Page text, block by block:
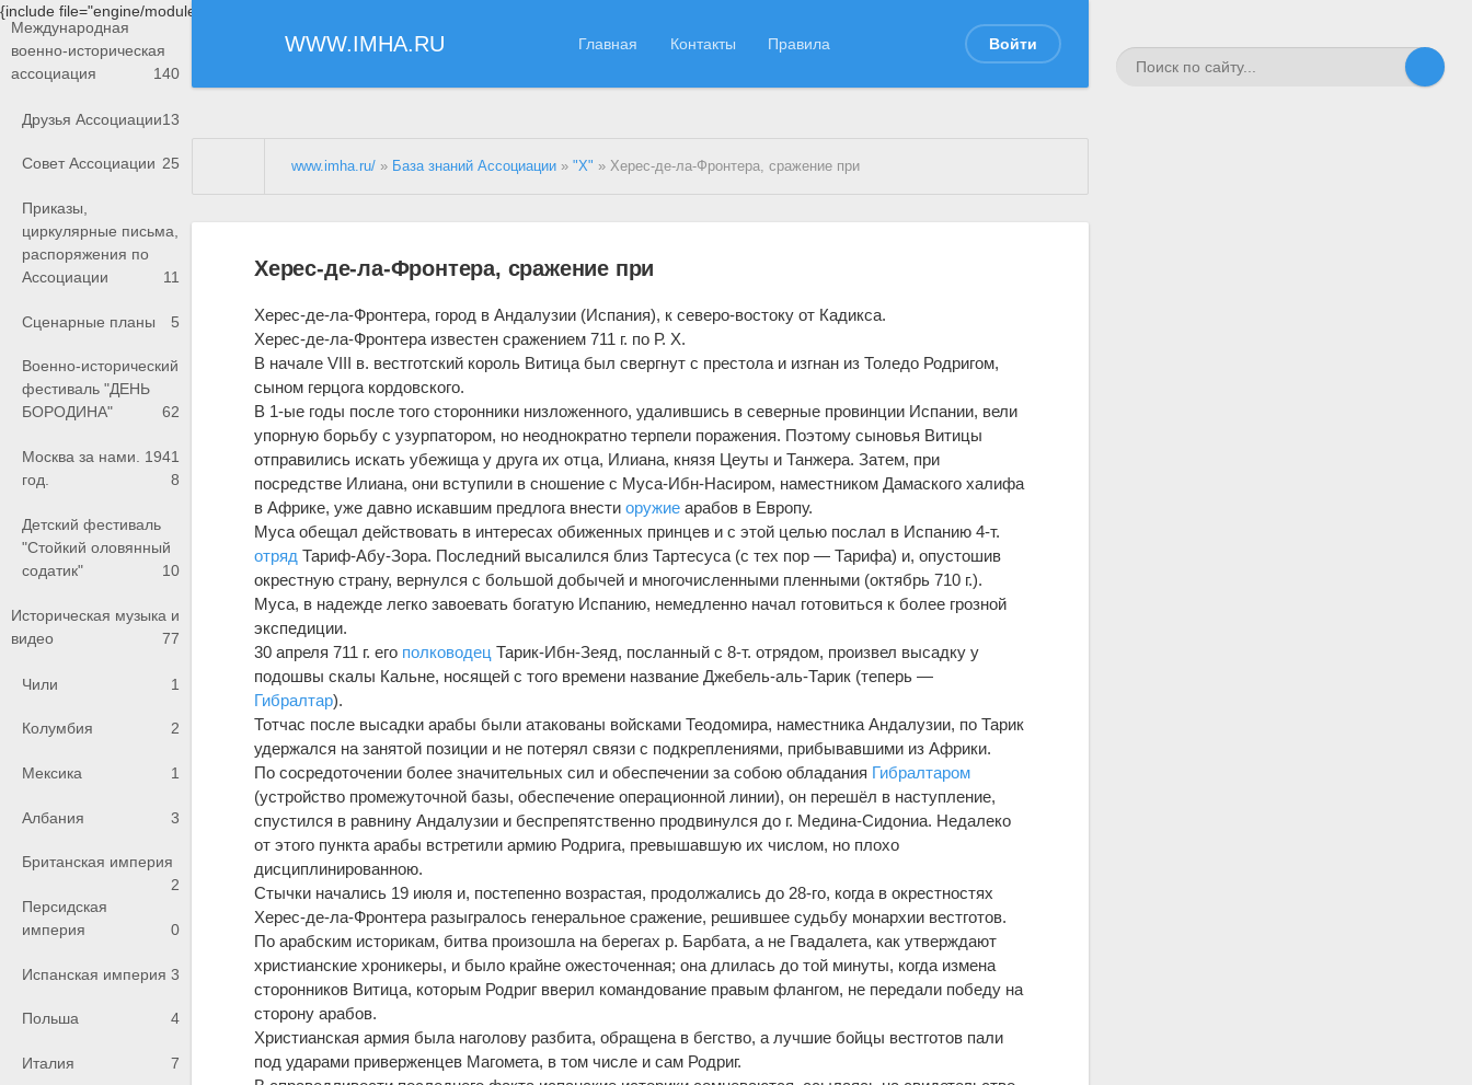
{include file="engine/modules/saperu/head.php"}
WWW.IMHA.RU Главная Контакты Правила Войти
Международная
военно-историческая
ассоциация
140
Друзья Ассоциации13
Совет Ассоциации 25
Приказы,
циркулярные письма,
распоряжения по
Ассоциации
11
Сценарные планы 5
Военно-исторический
фестиваль "ДЕНЬ
БОРОДИНА"
62
Москва за нами. 1941
год.
8
Детский фестиваль
"Стойкий оловянный
содатик"
10
Историческая музыка и
видео
77
Чили 1
Колумбия 2
Мексика 1
Албания 3
Британская империя
2
Персидская
империя
0
Испанская империя 3
Польша 4
Италия 7
www.imha.ru/ » База знаний Ассоциации »"Х" » Херес-де-ла-Фронтера, сражение при
Херес-де-ла-Фронтера, сражение при
Херес-де-ла-Фронтера, город в Андалузии (Испания), к северо-востоку от Кадикса.
Херес-де-ла-Фронтера известен сражением 711 г. по Р. X.
В начале VIII в. вестготский король Витица был свергнут с престола и изгнан из Толедо Родригом,
сыном герцога кордовского.
В 1-ые годы после того сторон­ники низложенного, удалившись в северные провинции Испании, вели
упорную борьбу с узурпатором, но неоднократно терпели поражения. Поэтому сыновья Витицы
отправились искать убежища у друга их отца, Илиана, князя Цеуты и Тан­жера. Затем, при
посредстве Илиана, они вступили в сношение с Муса-Ибн-Насиром, наместником Дамаского халифа
в Африке, уже давно искавшим предлога внестиоружие ара­бов в Европу.
Муса обещал действовать в интересах обиженных принцев и с этой целью послал в Испанию 4-т.
отряд Тариф-Абу-Зора. Последний высалился близ Тартесуса (с тех пор — Тарифа) и, опустошив
окрестную страну, вернулся с большой добычей и много­численными пленными (октябрь 710 г.).
Муса, в надежде легко завоевать богатую Испанию, немедленно начал готовиться к более грозной
экс­педиции.
30 апреля 711 г. его полководец Тарик-Ибн-Зеяд, посланный с 8-т. отрядом, произвел высадку у
подошвы скалы Кальне, нося­щей с того времени название Джебель-аль-Тарик (теперь —
Гибралтар).
Тотчас после высадки арабы были атакованы войсками Теодомира, наместника Андалузии, по Тарик
удер­жался на занятой позиции и не потерял связи с подкреплениями, прибывавшими из Африки.
По сосредоточении более значительных сил и обеспечении за собою обладания Гибралтаром
(устройство промежуточной базы, обеспечение операционной линии), он перешёл в наступление,
спустился в рав­нину Андалузии и беспрепятственно продвинулся до г. Медина-Сидониа. Недалеко
от этого пункта арабы встретили армию Родрига, превышавшую их числом, но плохо
дисциплинированною.
Стычки начались 19 июля и, постепенно воз­растая, продолжались до 28-го, когда в окрестностях
Херес-де-ла-Фронтера разыгралось генеральное сражение, ре­шившее судьбу монархии вестготов.
По арабским историкам, битва произошла на берегах р. Барбата, а не Гвадалета, как утверждают
христианские хроникеры, и было крайне ожесточенная; она длилась до той минуты, когда измена
сторонников Витица, которым Родриг вверил командование правым флангом, не передали победу на
сторону арабов.
Христианская армия была наголову разбита, обращена в бегство, а лучшие бойцы вестготов пали
под ударами приверженцев Магомета, в том числе и сам Родриг.